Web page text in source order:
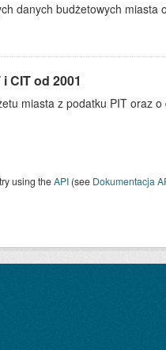
danych budżetowych
CIT od 2001
miasta z podatku PIT oraz
using theAPI(see Dokumentacja